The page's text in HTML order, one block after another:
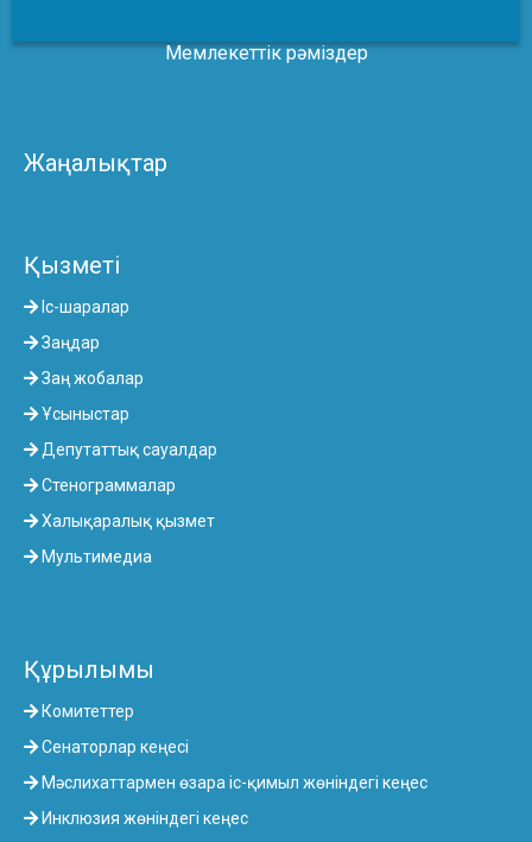
Мемлекеттік рәміздер
Жаңалықтар
Қызметі
Іс-шаралар
Заңдар
Заң жобалар
Ұсыныстар
Депутаттық сауалдар
Стенограммалар
Халықаралық қызмет
Мультимедиа
Құрылымы
Комитеттер
Сенаторлар кеңесі
Мәслихаттармен өзара іс-қимыл жөніндегі кеңес
Инклюзия жөніндегі кеңес